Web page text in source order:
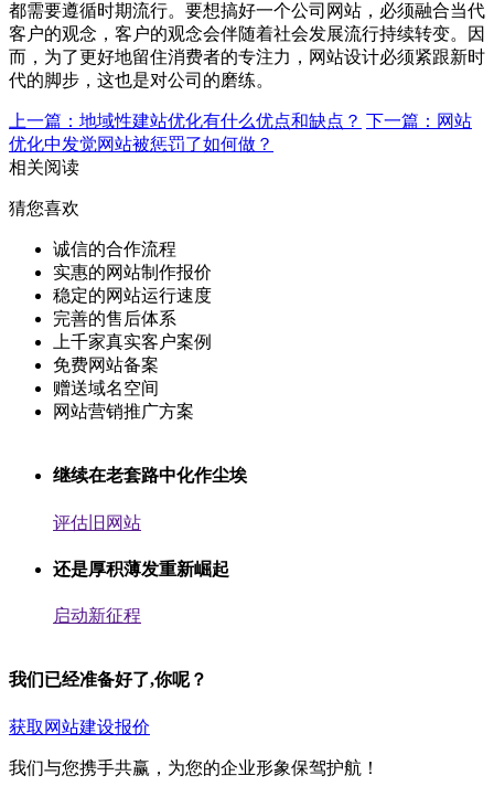
都需要遵循时期流行。要想搞好一个公司网站，必须融合当代
客户的观念，客户的观念会伴随着社会发展流行持续转变。因
而，为了更好地留住消费者的专注力，网站设计必须紧跟新时
代的脚步，这也是对公司的磨练。
上一篇：地域性建站优化有什么优点和缺点？ 下一篇：网站
优化中发觉网站被惩罚了如何做？
相关阅读
猜您喜欢
诚信的合作流程
实惠的网站制作报价
稳定的网站运行速度
完善的售后体系
上千家真实客户案例
免费网站备案
赠送域名空间
网站营销推广方案
继续在老套路中化作尘埃
评估旧网站
还是厚积薄发重新崛起
启动新征程
我们已经准备好了,你呢？
获取网站建设报价
我们与您携手共赢，为您的企业形象保驾护航！